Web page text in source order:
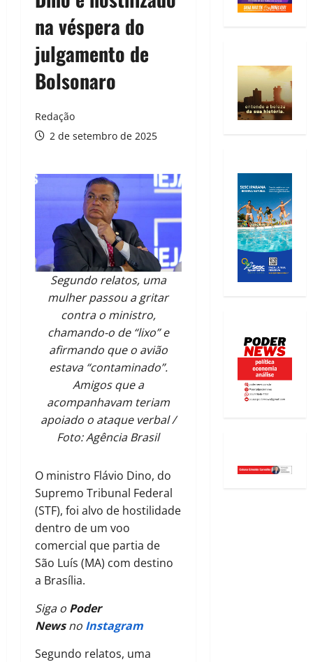
na véspera do
julgamento de
Bolsonaro
Redação
2 de setembro de 2025
Segundo relatos, uma
mulher passou a gritar
contra o ministro,
chamando-o de “lixo” e
afirmando que o avião
estava “contaminado”.
Amigos que a
acompanhavam teriam
apoiado o ataque verbal /
Foto: Agência Brasil
O ministro Flávio Dino, do
Supremo Tribunal Federal
(STF), foi alvo de hostilidade
dentro de um voo
comercial que partia de
São Luís (MA) com destino
a Brasília.
Siga o Poder
Newsno Instagram
Segundo relatos, uma